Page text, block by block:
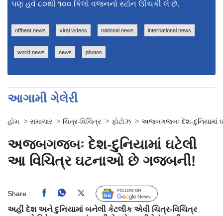
પણ હવે ૮૦થી ૧૦૦ કિલો વજનનો સ્ટોન ઊંચકી લે છે.
offbeat news viral videos national news international news
world news news photos
આગામી ગેલેરી
હોમ > સમાચાર > ચિત્ર-વિચિત્ર > ફોટોઝ > અજબગજબઃ દેશ-દુનિયામાં
અજબગજબઃ દેશ-દુનિયામાં ઘટેલી
આ વિચિત્ર ઘટનાઓ છે ગજબની!
Share : Follow Us
અહીં દેશ અને દુનિયામાં બનેલી કેટલીક એવી ચિત્ર-વિચિત્ર